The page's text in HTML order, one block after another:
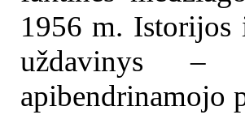
1956 m. Istorijos
uždavinys –
apibendrinamojo